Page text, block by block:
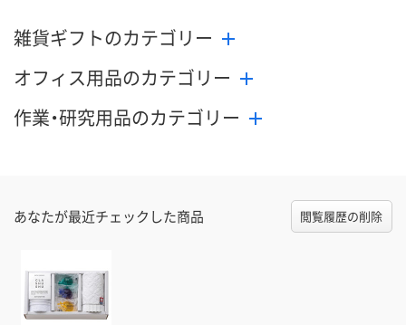
雑貨ギフトのカテゴリー
オフィス用品のカテゴリー
作業・研究用品のカテゴリー
あなたが最近チェックした商品 閲覧履歴の削除